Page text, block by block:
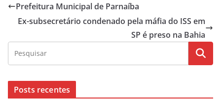
Prefeitura Municipal de Parnaíba
Ex-subsecretário condenado pela máfia do ISS em
SP é preso na Bahia
Posts recentes